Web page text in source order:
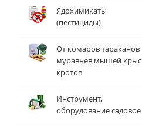
Ядохимикаты
(пестициды)
От комаров тараканов
муравьев мышей крыс
кротов
Инструмент,
оборудование садовое